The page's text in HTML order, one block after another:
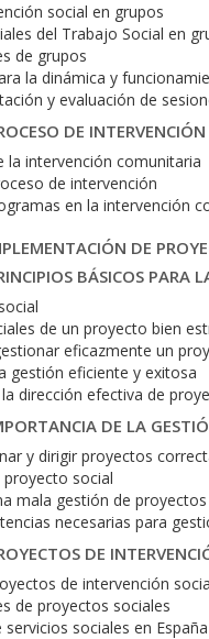
social en grupos
del Trabajo Social en
de grupos
la dinámica y
y evaluación de
DE
la intervención comunitaria
de intervención
en la intervención
DE
BÁSICOS PARA
de un proyecto bien
eficazmente un
gestión eficiente y exitosa
dirección efectiva de
DE LA
y dirigir proyectos
proyecto social
mala gestión de proyectos
necesarias para
DE
de intervención
de proyectos sociales
servicios sociales en